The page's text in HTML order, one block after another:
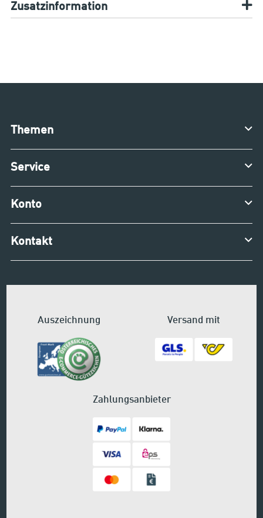
Zusatzinformation
Themen
Service
Konto
Kontakt
Auszeichnung Versand mit
Zahlungsanbieter